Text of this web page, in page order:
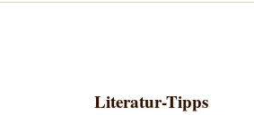
Literatur-Tipps